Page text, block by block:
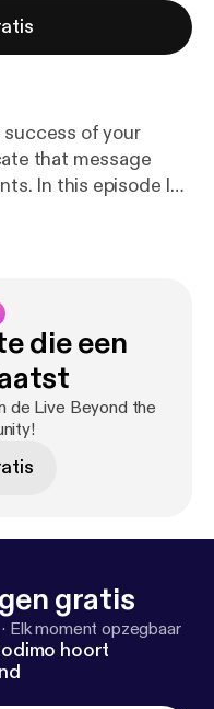
success of your
that message
In this episode I
with your
die een
de Live Beyond the
gratis
· Elk moment opzegbaar
hoort